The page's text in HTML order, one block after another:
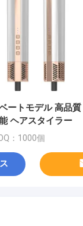
ートモデル 高品
ヘアスタイラー
：1000個